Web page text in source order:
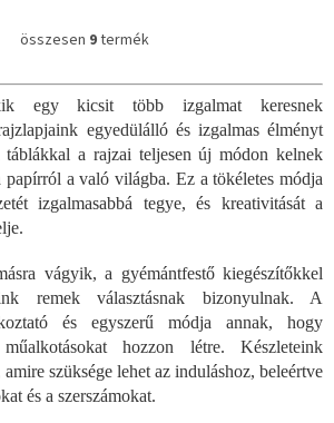
L
s
t
a
i
r
á
í
t
s
e
l
e
m
összesen 9termék
egy kicsit több izgalmat keresnek
egyedülálló és izgalmas élményt
a rajzai teljesen új módon kelnek
papírról a való világba. Ez a tökéletes módja
izgalmasabbá tegye, és kreativitását a
vágyik, a gyémántfestő kiegészítőkkel
remek választásnak bizonyulnak. A
és egyszerű módja annak, hogy
hozzon létre. Készleteink
szüksége lehet az induláshoz, beleértve
és a szerszámokat.